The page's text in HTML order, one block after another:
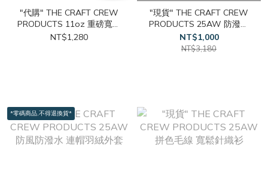
"代購" THE CRAFT CREW
PRODUCTS 11oz 重磅寬版
圓領 口袋大學踢
NT$1,280
"現貨" THE CRAFT CREW
PRODUCTS 25AW 防潑水
尼龍 立領 長版外套
NT$1,000
NT$3,180
*零碼商品,不得退換貨*